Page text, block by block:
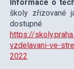
Informace o
školy zřizované
https://
vzdelavani-ve-
2022